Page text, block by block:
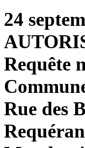
24
Requête
Rue des